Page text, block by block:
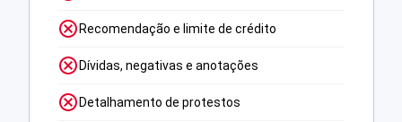
Recomendação e limite de crédito
Dívidas, negativas e anotações
Detalhamento de protestos